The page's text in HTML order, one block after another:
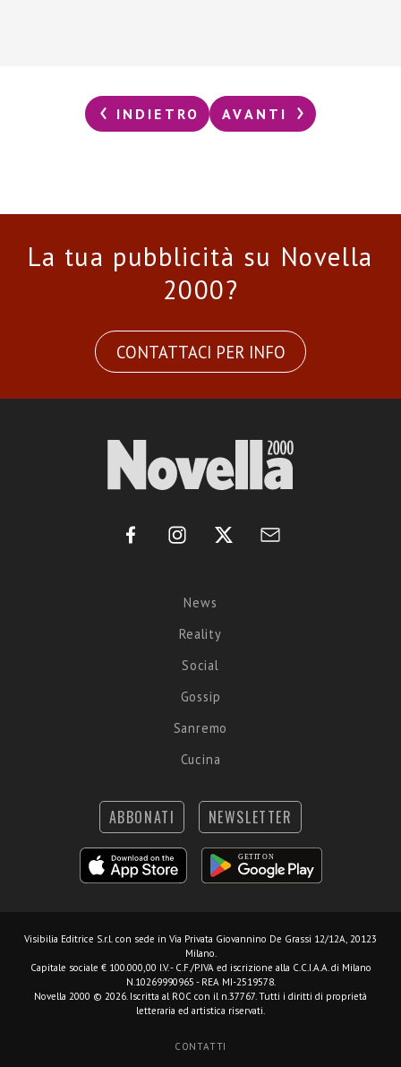
INDIETRO AVANTI
La tua pubblicità su Novella
2000?
CONTATTACI PER INFO
News
Reality
Social
Gossip
Sanremo
Cucina
ABBONATI NEWSLETTER
Visibilia Editrice S.r.l. con sede in Via Privata Giovannino De Grassi 12/12A, 20123
Milano.
Capitale sociale € 100.000,00 I.V. - C.F./P.IVA ed iscrizione alla C.C.I.A.A. di Milano
N.10269990965 - REA MI-2519578.
Novella 2000 © 2026. Iscritta al ROC con il n.37767. Tutti i diritti di proprietà
letteraria ed artistica riservati.
CONTATTI